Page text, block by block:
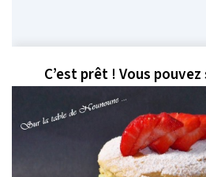
C’est prêt ! Vous